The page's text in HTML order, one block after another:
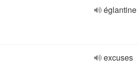
églantine
excuses